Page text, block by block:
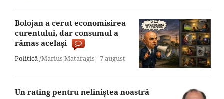
Bolojan a cerut economisirea
curentului, dar consumul a
rămas acelaşi
Politică/Marius Mataragis -7 august
Un rating pentru neliniştea noastră